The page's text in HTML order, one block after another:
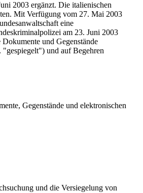
2003 ergänzt. Die italienischen
Mit Verfügung vom 27. Mai 2003
eine
am 23. Juni 2003
und Gegenstände
und auf Begehren
Gegenstände und elektronischen
und die Versiegelung von